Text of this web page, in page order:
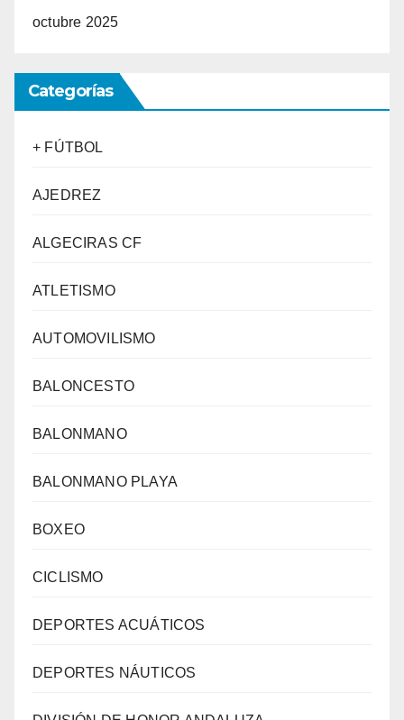
octubre 2025
Categorías
+ FÚTBOL
AJEDREZ
ALGECIRAS CF
ATLETISMO
AUTOMOVILISMO
BALONCESTO
BALONMANO
BALONMANO PLAYA
BOXEO
CICLISMO
DEPORTES ACUÁTICOS
DEPORTES NÁUTICOS